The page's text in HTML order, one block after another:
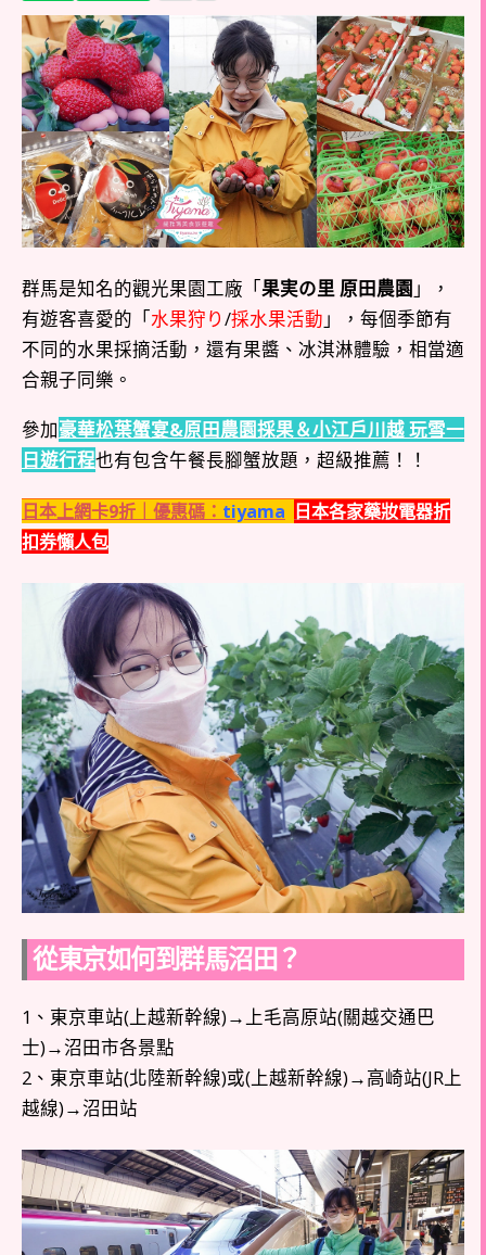
群馬是知名的觀光果園工廠「果実の里 原田農園 」，
有遊客喜愛的「水果狩り/採水果活動 」，每個季節有
不同的水果採摘活動，還有果醬、冰淇淋體驗，相當適
合親子同樂。
參加豪華松葉蟹宴&原田農園採果＆小江戶川越 玩雪一
日遊行程也有包含午餐長腳蟹放題，超級推薦！！
日本上網卡9折｜優惠碼： tiyama 日本各家藥妝電器折
扣券懶人包
從東京如何到群馬沼田？
1、東京車站(上越新幹線)→上毛高原站(關越交通巴
士)→沼田市各景點
2、東京車站(北陸新幹線)或(上越新幹線)→高崎站(JR上
越線)→沼田站